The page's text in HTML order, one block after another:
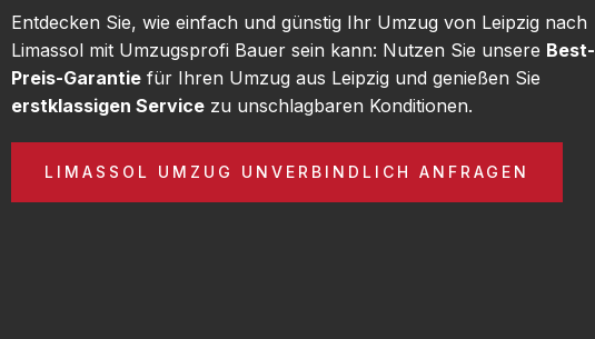
Entdecken Sie, wie einfach und günstig Ihr Umzug von Leipzig nach
Limassol mit Umzugsprofi Bauer sein kann: Nutzen Sie unsere Best-
Preis-Garantie für Ihren Umzug aus Leipzig und genießen Sie
erstklassigen Service zu unschlagbaren Konditionen.
LIMASSOL UMZUG UNVERBINDLICH ANFRAGEN